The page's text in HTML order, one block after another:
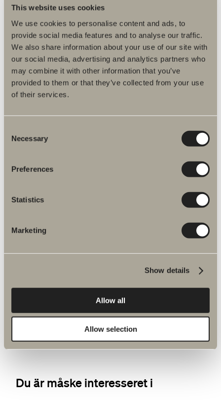
This website uses cookies
We use cookies to personalise content and ads, to
provide social media features and to analyse our traffic.
We also share information about your use of our site with
our social media, advertising and analytics partners who
may combine it with other information that you’ve
provided to them or that they’ve collected from your use
of their services.
Selection
Necessary
Preferences
Statistics
Marketing
Show details
Allow all
Allow selection
Bundventil. Metal.
Vandlås inkl. slange og bundventil. Tre farver.
Du är måske interesseret i